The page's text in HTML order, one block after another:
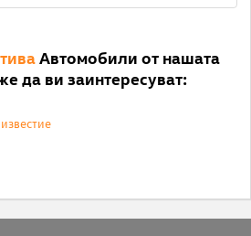
Автомобили от нашата
да ви заинтересуват: